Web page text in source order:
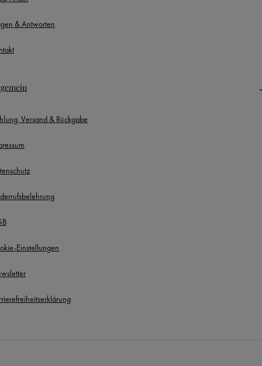
& Antworten
Versand & Rückgabe
Einstellungen